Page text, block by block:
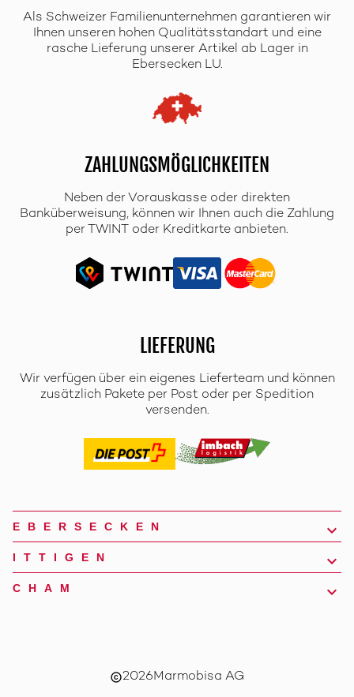
Als Schweizer Familienunternehmen garantieren wir
Ihnen unseren hohen Qualitätsstandart und eine
rasche Lieferung unserer Artikel ab Lager in
Ebersecken LU.
ZAHLUNGSMÖGLICHKEITEN
Neben der Vorauskasse oder direkten
Banküberweisung, können wir Ihnen auch die Zahlung
per TWINT oder Kreditkarte anbieten.
LIEFERUNG
Wir verfügen über ein eigenes Lieferteam und können
zusätzlich Pakete per Post oder per Spedition
versenden.
EBERSECKEN
ITTIGEN
CHAM
copyright2026Marmobisa AG